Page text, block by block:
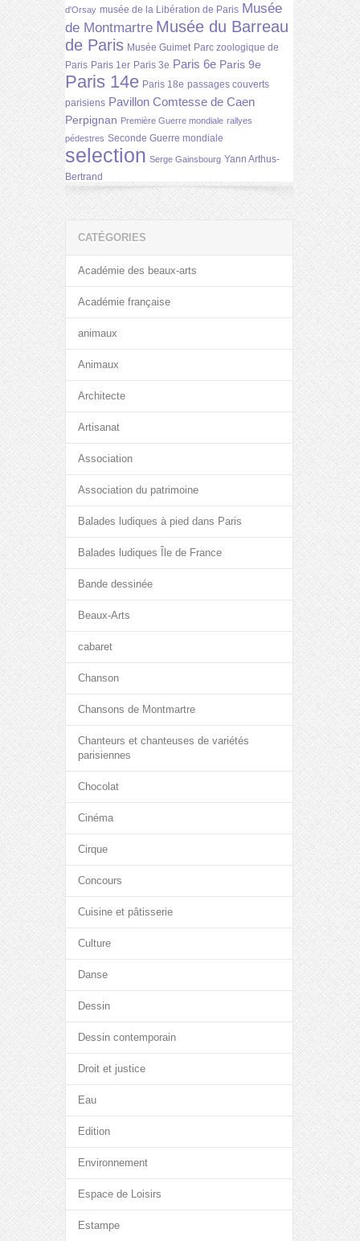
d'Orsay musée de la Libération de Paris Musée
de Montmartre Musée du Barreau
de Paris Musée Guimet Parc zoologique de
Paris Paris 1er Paris 3e Paris 6e Paris 9e
Paris 14e Paris 18e passages couverts
parisiens Pavillon Comtesse de Caen
Perpignan Première Guerre mondiale rallyes
pédestres Seconde Guerre mondiale
selection Serge Gainsbourg Yann Arthus-
Bertrand
CATÉGORIES
Académie des beaux-arts
Académie française
animaux
Animaux
Architecte
Artisanat
Association
Association du patrimoine
Balades ludiques à pied dans Paris
Balades ludiques Île de France
Bande dessinée
Beaux-Arts
cabaret
Chanson
Chansons de Montmartre
Chanteurs et chanteuses de variétés
parisiennes
Chocolat
Cinéma
Cirque
Concours
Cuisine et pâtisserie
Culture
Danse
Dessin
Dessin contemporain
Droit et justice
Eau
Edition
Environnement
Espace de Loisirs
Estampe